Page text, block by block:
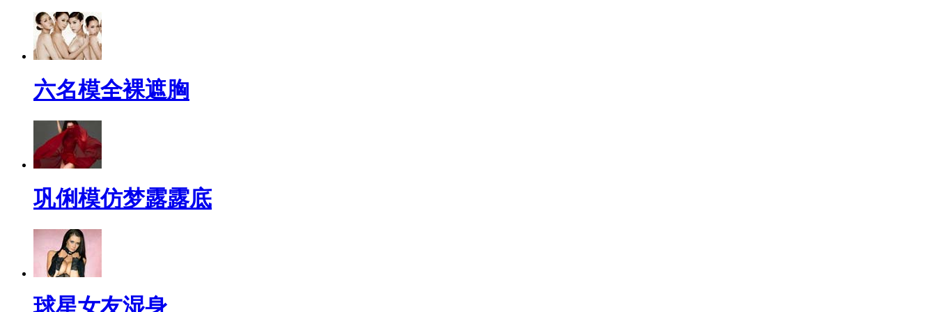
六名模全裸遮胸
巩俐模仿梦露露底
球星女友湿身